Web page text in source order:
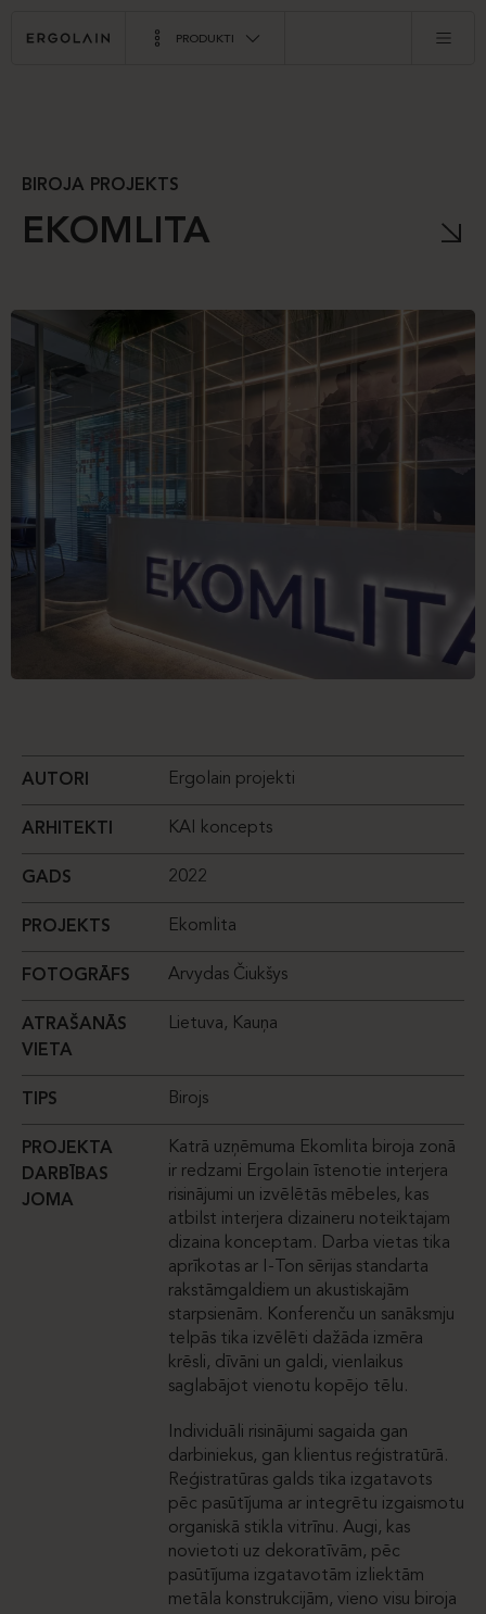
PRODUKTI
BIROJA PROJEKTS
EKOMLITA
AUTORI Ergolain projekti
ARHITEKTI KAI koncepts
GADS 2022
PROJEKTS Ekomlita
FOTOGRĀFS Arvydas Čiukšys
ATRAŠANĀS
VIETA
Lietuva, Kauņa
TIPS Birojs
PROJEKTA
DARBĪBAS
JOMA
Katrā uzņēmuma Ekomlita biroja zonā
ir redzami Ergolain īstenotie interjera
risinājumi un izvēlētās mēbeles, kas
atbilst interjera dizaineru noteiktajam
dizaina konceptam. Darba vietas tika
aprīkotas ar I-Ton sērijas standarta
rakstāmgaldiem un akustiskajām
starpsienām. Konferenču un sanāksmju
telpās tika izvēlēti dažāda izmēra
krēsli, dīvāni un galdi, vienlaikus
saglabājot vienotu kopējo tēlu.
Individuāli risinājumi sagaida gan
darbiniekus, gan klientus reģistratūrā.
Reģistratūras galds tika izgatavots
pēc pasūtījuma ar integrētu izgaismotu
organiskā stikla vitrīnu. Augi, kas
novietoti uz dekoratīvām, pēc
pasūtījuma izgatavotām izliektām
metāla konstrukcijām, vieno visu biroja